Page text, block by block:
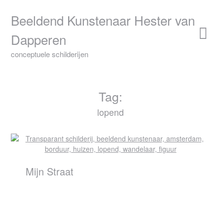
contentBeeldend Kunstenaar Hester van
Dapperen
conceptuele schilderijen
Tag:
lopend
Mijn Straat